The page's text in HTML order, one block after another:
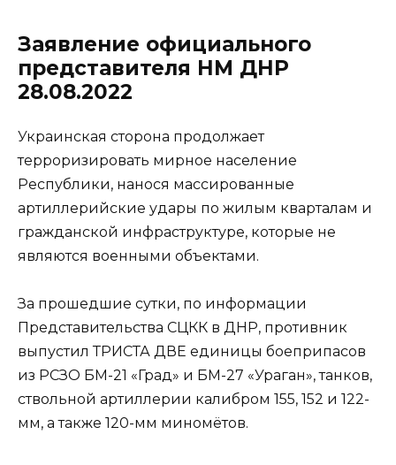
Заявление официального
представителя НМ ДНР
28.08.2022
Украинская сторона продолжает
терроризировать мирное население
Республики, нанося массированные
артиллерийские удары по жилым кварталам и
гражданской инфраструктуре, которые не
являются военными объектами.
За прошедшие сутки, по информации
Представительства СЦКК в ДНР, противник
выпустил ТРИСТА ДВЕ единицы боеприпасов
из РСЗО БМ-21 «Град» и БМ-27 «Ураган», танков,
ствольной артиллерии калибром 155, 152 и 122-
мм, а также 120-мм миномётов.